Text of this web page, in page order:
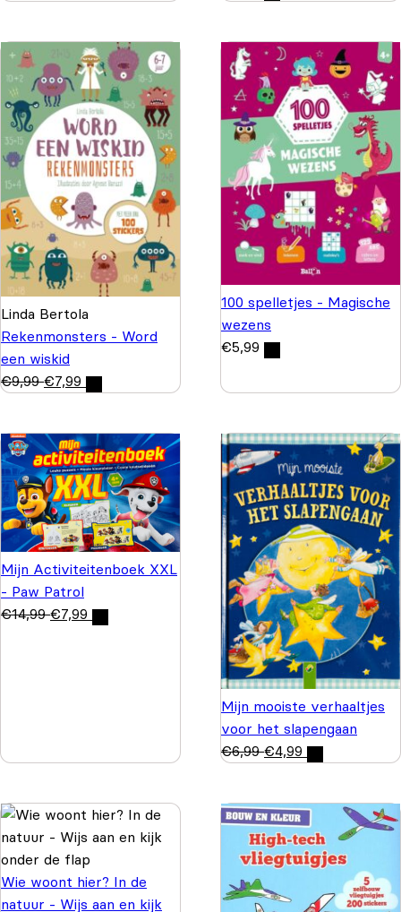
Linda Bertola
Rekenmonsters - Word
een wiskid
€9,99 €7,99
100 spelletjes - Magische
wezens
€5,99
Mijn Activiteitenboek XXL
- Paw Patrol
€14,99 €7,99
Mijn mooiste verhaaltjes
voor het slapengaan
€6,99 €4,99
Wie woont hier? In de
natuur - Wijs aan en kijk